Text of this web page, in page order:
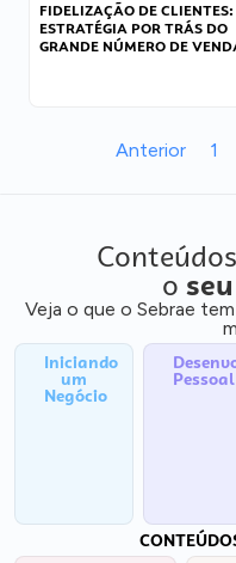
FIDELIZAÇÃO DE
ESTRATÉGIA POR TRÁS DO
GRANDE NÚMERO DE
Anterior 1
o
Veja o que o Sebrae
Iniciando
um
Negócio
Pessoal